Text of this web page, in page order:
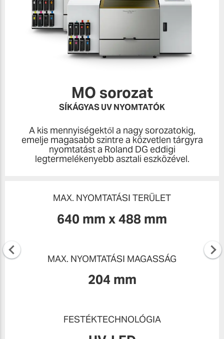
MO sorozat
SÍKÁGYAS UV NYOMTATÓK
A kis mennyiségektől a nagy sorozatokig,
emelje magasabb szintre a közvetlen tárgyra
nyomtatást a Roland DG eddigi
legtermelékenyebb asztali eszközével.
MAX. NYOMTATÁSI TERÜLET
640 mm x 488 mm
MAX. NYOMTATÁSI MAGASSÁG
204 mm
FESTÉKTECHNOLÓGIA